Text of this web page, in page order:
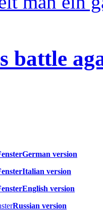
battle
German version
Italian version
English version
Russian version